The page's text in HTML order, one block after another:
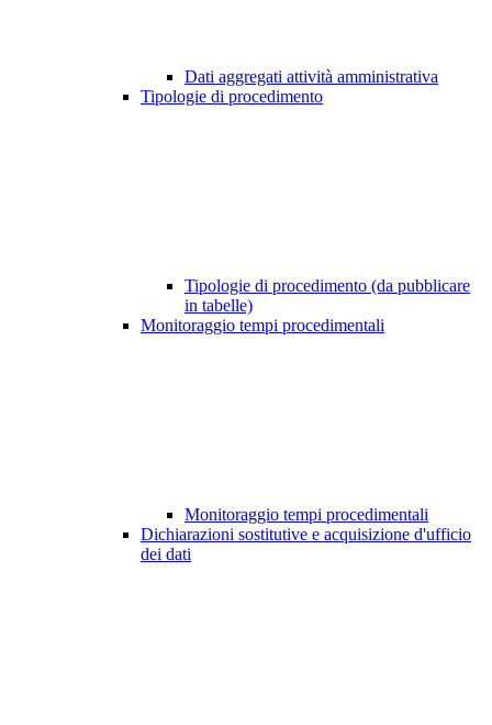
Dati aggregati attività amministrativa
Tipologie di procedimento
Tipologie di procedimento (da pubblicare
in tabelle)
Monitoraggio tempi procedimentali
Monitoraggio tempi procedimentali
Dichiarazioni sostitutive e acquisizione d'ufficio
dei dati